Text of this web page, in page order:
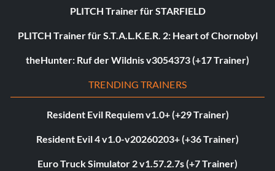
PLITCH Trainer für STARFIELD
PLITCH Trainer für S.T.A.L.K.E.R. 2: Heart of Chornobyl
theHunter: Ruf der Wildnis v3054373 (+17 Trainer)
TRENDING TRAINERS
Resident Evil Requiem v1.0+ (+29 Trainer)
Resident Evil 4 v1.0-v20260203+ (+36 Trainer)
Euro Truck Simulator 2 v1.57.2.7s (+7 Trainer)